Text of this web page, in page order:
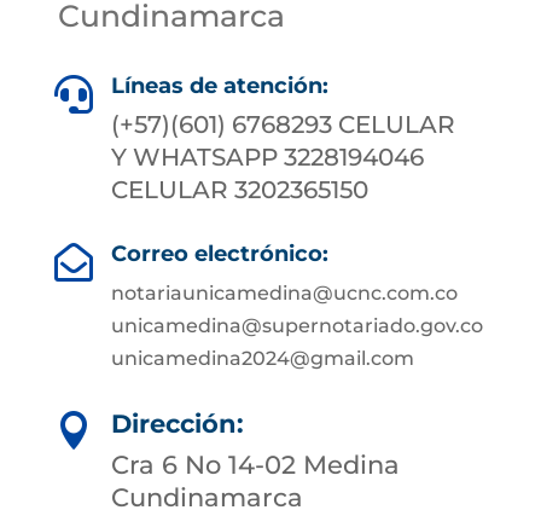
Cundinamarca
 Líneas de atención:
(+57)(601) 6768293 CELULAR
Y WHATSAPP 3228194046
CELULAR 3202365150
 Correo electrónico:
notariaunicamedina@ucnc.com.co
unicamedina@supernotariado.gov.co
unicamedina2024@gmail.com

Dirección:
Cra 6 No 14-02 Medina
Cundinamarca